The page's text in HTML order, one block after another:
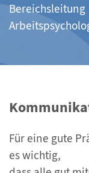
Bereichsleitung
Für eine gute
es wichtig,